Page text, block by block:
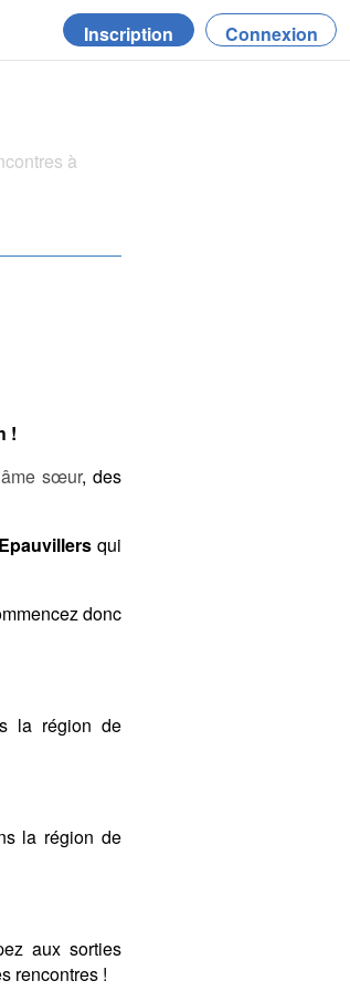
Inscription Connexion
à
!
âme sœur, des
Epauvillersqui
donc
la région de
la région de
aux sorties
rencontres !